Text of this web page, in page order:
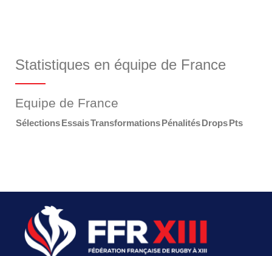
Statistiques en équipe de France
Equipe de France
SélectionsEssaisTransformationsPénalitésDropsPts